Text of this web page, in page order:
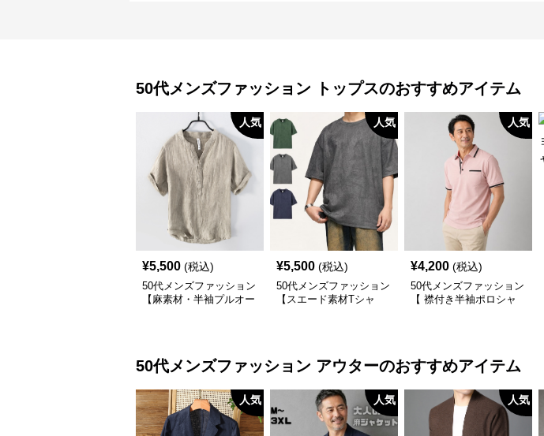
50代メンズファッション トップスのおすすめアイテム
人気
¥5,500 (税込)
50代メンズファッション
【麻素材・半袖プルオー
人気
¥5,500 (税込)
50代メンズファッション
【スエード素材Tシャ
人気
¥4,200 (税込)
50代メンズファッション
【 襟付き半袖ポロシャ
50代メンズファッション アウターのおすすめアイテム
人気 人気 人気